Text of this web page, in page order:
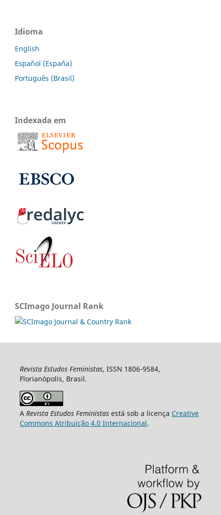
Idioma
English
Español (España)
Português (Brasil)
Indexada em
SCImago Journal Rank
Revista Estudos Feministas, ISSN 1806-9584,
Florianópolis, Brasil.
A Revista Estudos Feministasestá sob a licença Creative
Commons Atribuição 4.0 Internacional.